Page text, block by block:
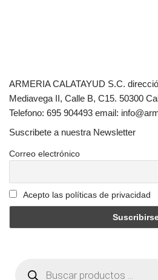
ARMERIA CALATAYUD S.C.
Mediavega II, Calle B, C15. 50300
Telefono: 695 904493 email:
Suscribete a nuestra Newsletter
Correo electrónico
Acepto las políticas de privacidad